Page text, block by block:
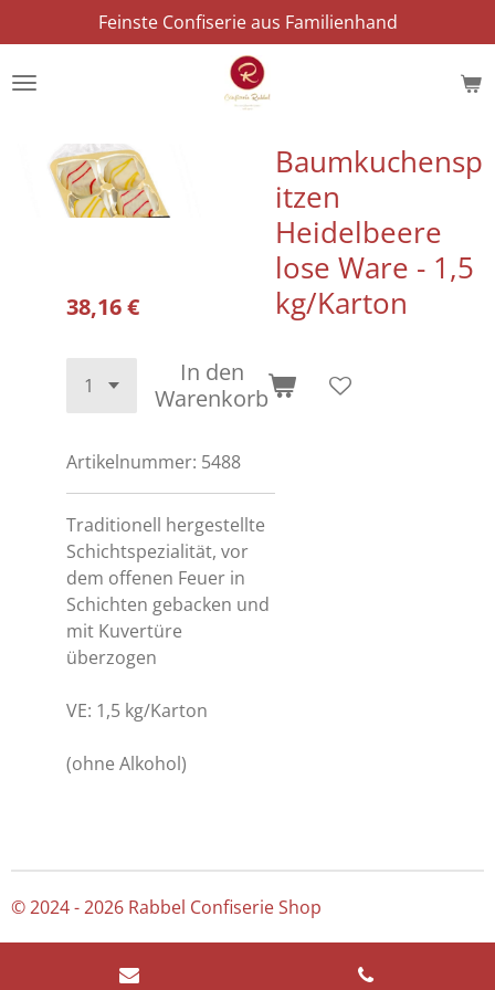
Hauptinhalt
springen
Feinste Confiserie aus Familienhand
Baumkuchensp
itzen
Heidelbeere
lose Ware - 1,5
kg/Karton
38,16 €
In den
Warenkorb
Artikelnummer: 5488
Traditionell hergestellte
Schichtspezialität, vor
dem offenen Feuer in
Schichten gebacken und
mit Kuvertüre
überzogen
VE: 1,5 kg/Karton
(ohne Alkohol)
© 2024 - 2026 Rabbel Confiserie Shop